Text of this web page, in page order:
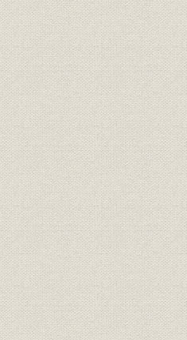
第二章 躍進的増産
第一節 川崎工場の新設及
第二節 台湾工場の新設
台湾における浅野セメ
第三節 門司工場の増設
第四節 北海道工場の増設
第五節 大阪木津川セメン
第六節 関東大震災
第七節 第二浅野セメント
第三章 副業へ進出